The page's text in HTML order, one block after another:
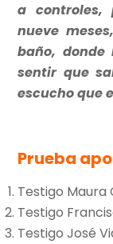
a controles,
nueve
baño,
sentir que
escucho que
Prueba
Testigo Maura
Testigo
Testigo José